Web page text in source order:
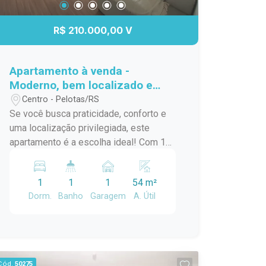
R$ 210.000,00 V
Apartamento à venda -
Moderno, bem localizado e
pronto para morar!
Centro - Pelotas/RS
Se você busca praticidade, conforto e
uma localização privilegiada, este
apartamento é a escolha ideal! Com 1
garagem, o imóvel é novo, foi pouco
habitado e está em excelente estado
de conservação, pronto para receber
proporcionando uma sensação de
1
Dorm.
1
Banho
1
Garagem
54 m²
A. Útil
50275